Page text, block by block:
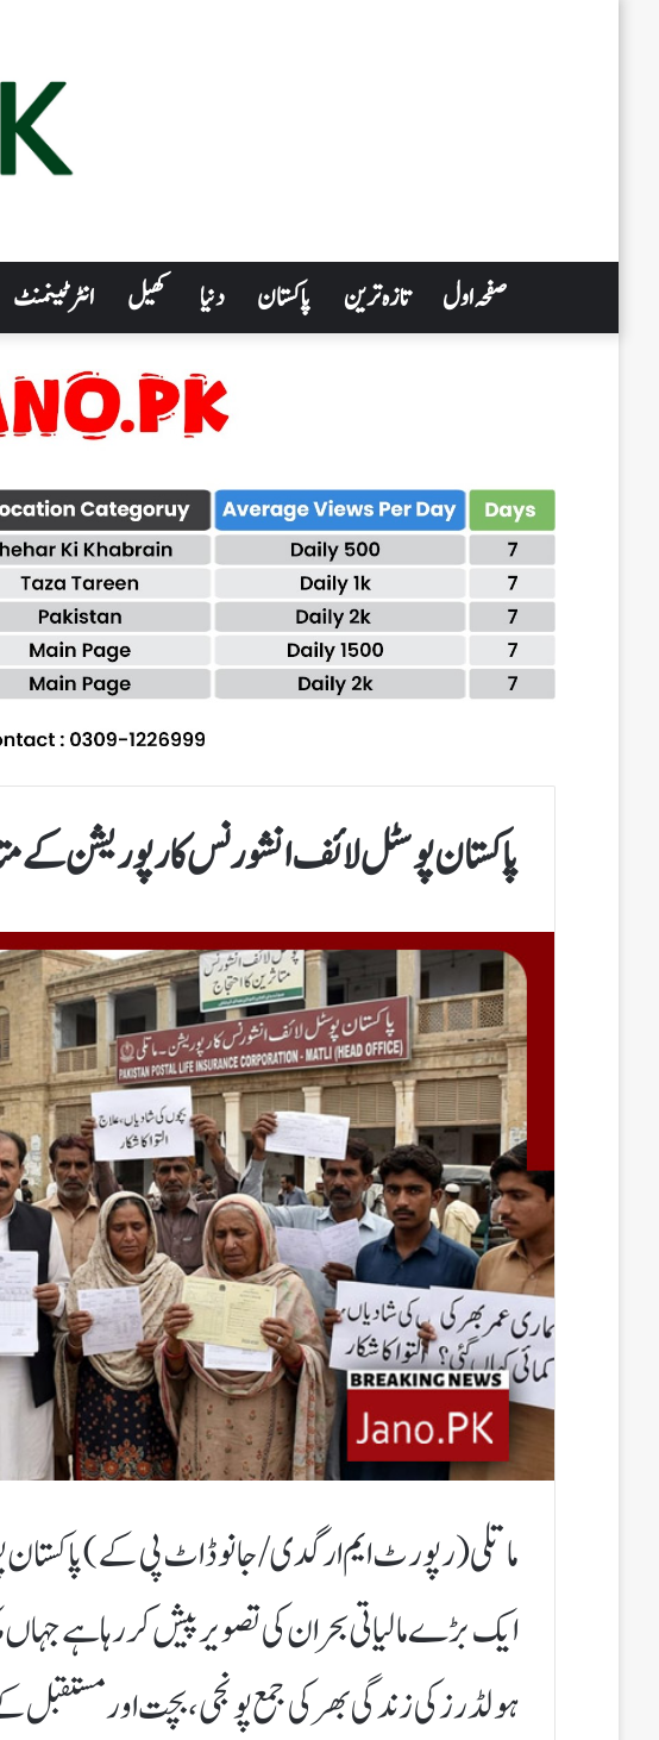
صفحہ اول تازہ ترین پاکستان دنیا کھیل انٹرٹینمنٹ
پاکستان پوسٹل لائف انشورنس کارپوریشن کے
ماتلی(رپورٹ ایم ار گدی/جانو ڈاٹ پی
ایک بڑے مالیاتی بحران کی تصویر پیش کر رہا ہے
ہولڈرز کی زندگی بھر کی جمع پونجی،بچت اور